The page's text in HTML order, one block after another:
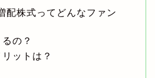
配株式ってどんなファン
の？
ットは？